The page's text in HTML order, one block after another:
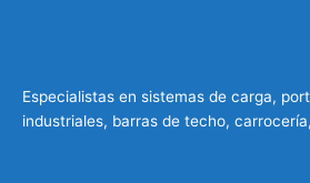
Especialistas en sistemas de carga,
industriales, barras de techo,